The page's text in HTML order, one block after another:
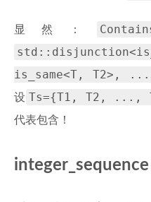
显然：
is_same<T, T2>,
设 Ts={T1, T2, ...,
代表包含！
integer_sequence